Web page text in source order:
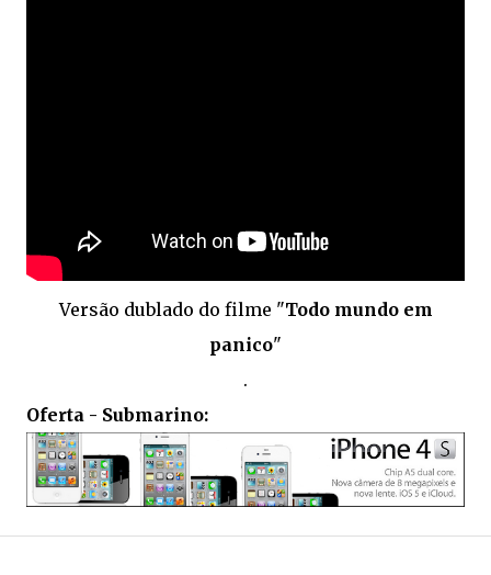
Versão dublado do filme "Todo mundo em
panico"
.
Oferta - Submarino: